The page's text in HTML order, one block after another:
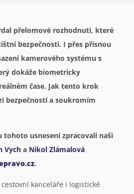
přelomové rozhodnutí, které
bezpečnosti. I přes přísnou
kamerového systému s
dokáže biometricky
čase. Jak tento krok
bezpečností a soukromím
tohoto usnesení zpracovali naši
Vych a Nikol Zlámalová
.
kanceláře i logistické